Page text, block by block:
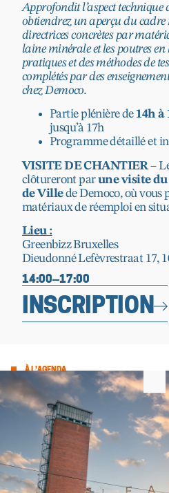
Approfondit l’aspect technique
obtiendrez un aperçu du
directrices concrètes par
laine minérale et les poutres en
pratiques et des méthodes de
complétés par des
chez Democo.
Partie plénière de14h à
jusqu’à 17h
Programme détaillé et
VISITE DE CHANTIER –
clôtureront parune visite
de Villede Democo, où vous
matériaux de réemploi en
Lieu :
Greenbizz Bruxelles
Dieudonné Lefèvrestraat 17,
14:00 17:00
INSCRIPTION
À L'AGENDA